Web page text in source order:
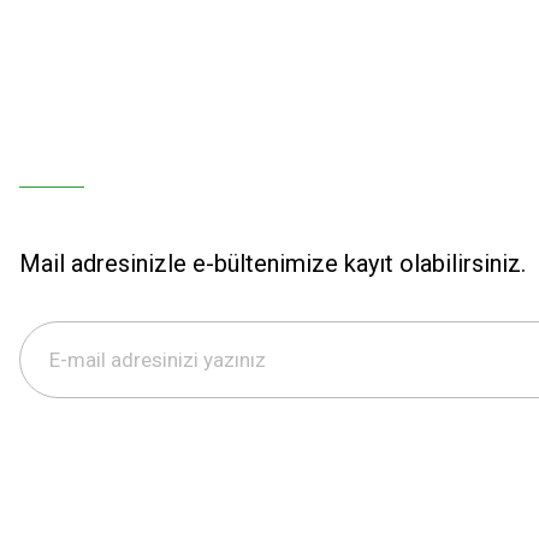
Mail adresinizle e-bültenimize kayıt olabilirsiniz.